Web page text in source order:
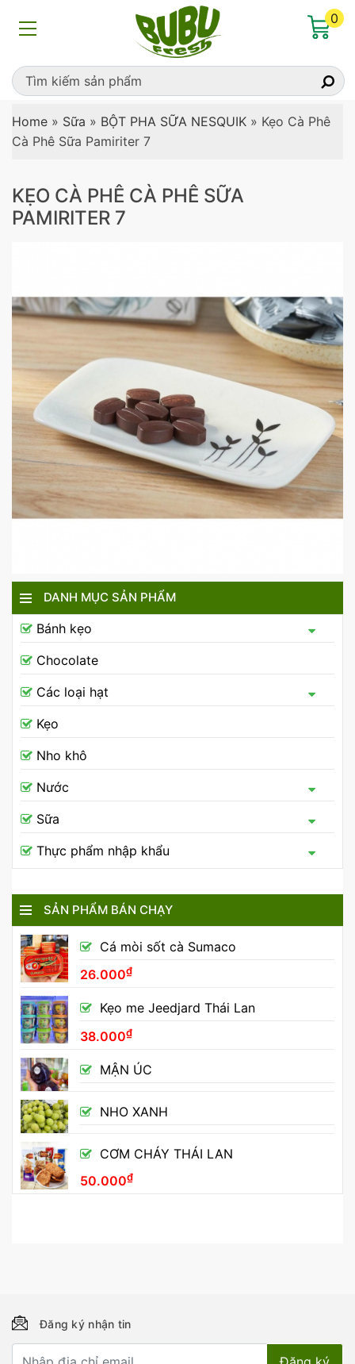
0
Home » Sữa » BỘT PHA SỮA NESQUIK » Kẹo Cà Phê
Cà Phê Sữa Pamiriter 7
KẸO CÀ PHÊ CÀ PHÊ SỮA
PAMIRITER 7
DANH MỤC SẢN PHẨM
Bánh kẹo
Chocolate
Các loại hạt
Kẹo
Nho khô
Nước
Sữa
Thực phẩm nhập khẩu
SẢN PHẨM BÁN CHẠY
Cá mòi sốt cà Sumaco
26.000₫
Kẹo me Jeedjard Thái Lan
38.000₫
MẬN ÚC
NHO XANH
CƠM CHÁY THÁI LAN
50.000₫
Đăng ký nhận tin